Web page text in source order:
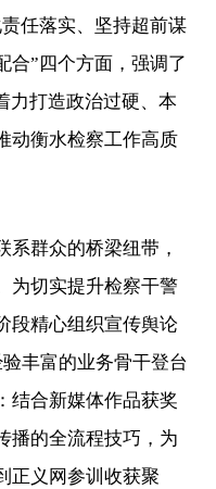
任落实、坚持超前谋
合”四个方面，强调了
力打造政治过硬、本
动衡水检察工作高质
群众的桥梁纽带，
为切实提升检察干警
段精心组织宣传舆论
丰富的业务骨干登台
结合新媒体作品获奖
播的全流程技巧，为
正义网参训收获聚